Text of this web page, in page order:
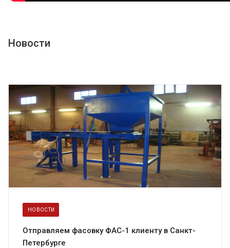
Новости
НОВОСТИ
Отправляем фасовку ФАС-1 клиенту в Санкт-
Петербурге